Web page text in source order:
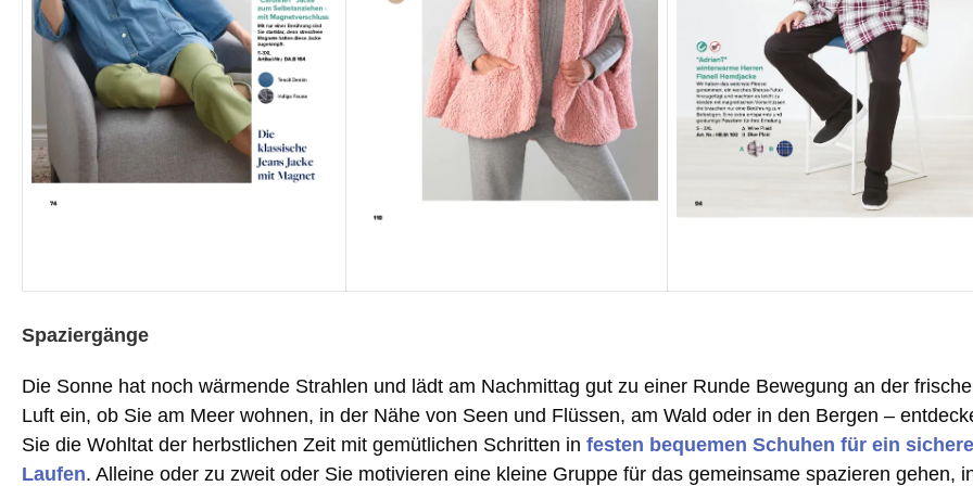
Spaziergänge
Die Sonne hat noch wärmende Strahlen und lädt am Nachmittag gut zu einer Runde Bewegung an der
Luft ein, ob Sie am Meer wohnen, in der Nähe von Seen und Flüssen, am Wald oder in den Bergen –
Sie die Wohltat der herbstlichen Zeit mit gemütlichen Schritten in festen bequemen Schuhen für ein
Laufen. Alleine oder zu zweit oder Sie motivieren eine kleine Gruppe für das gemeinsame spazieren gehen,